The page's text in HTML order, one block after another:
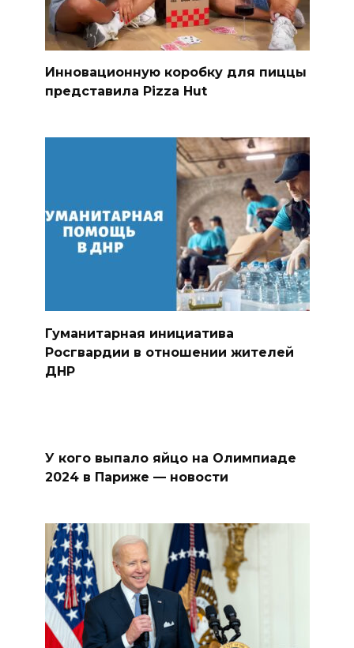
Инновационную коробку для пиццы
представила Pizza Hut
Гуманитарная инициатива
Росгвардии в отношении жителей
ДНР
У кого выпало яйцо на Олимпиаде
2024 в Париже — новости